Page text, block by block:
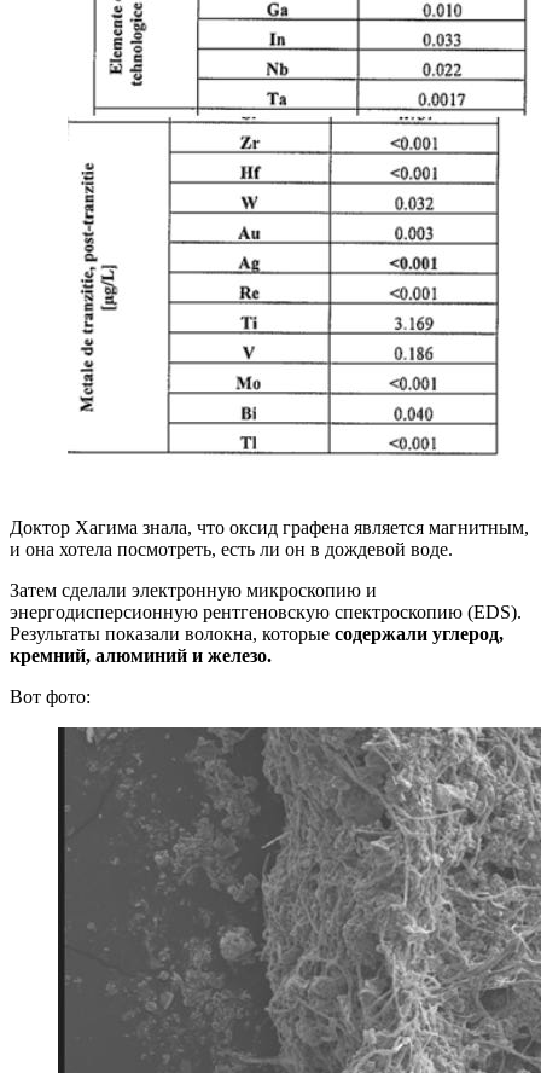
Доктор Хагима знала, что оксид графена является магнитным,
и она хотела посмотреть, есть ли он в дождевой воде.
Затем сделали электронную микроскопию и
энергодисперсионную рентгеновскую спектроскопию (EDS).
Результаты показали волокна, которые содержали углерод,
кремний, алюминий и железо.
Вот фото: